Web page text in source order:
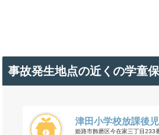
事故発生地点の近くの学童
津田小学校放課後
姫路市飾磨区今在家三丁目233